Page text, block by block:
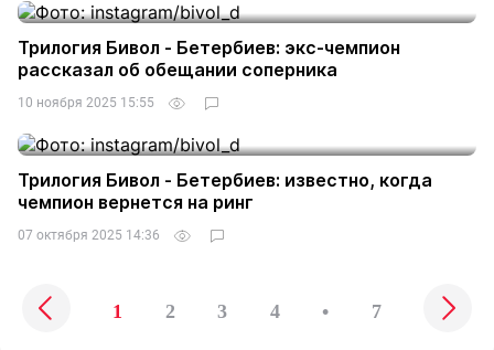
Трилогия Бивол - Бетербиев: экс-чемпион
рассказал об обещании соперника
10 ноября 2025 15:55
Трилогия Бивол - Бетербиев: известно, когда
чемпион вернется на ринг
07 октября 2025 14:36
1 2 3 4 • 7